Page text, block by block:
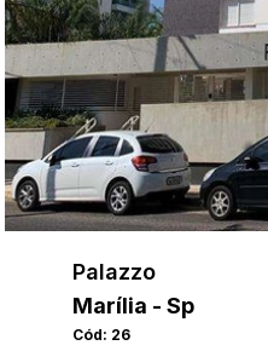
Palazzo
Marília - Sp
Cód: 26